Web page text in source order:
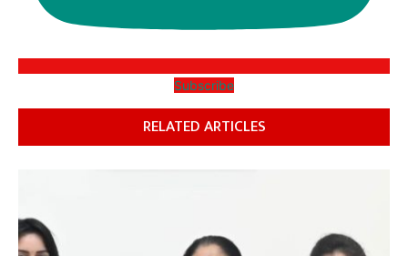
Subscribe
RELATED ARTICLES